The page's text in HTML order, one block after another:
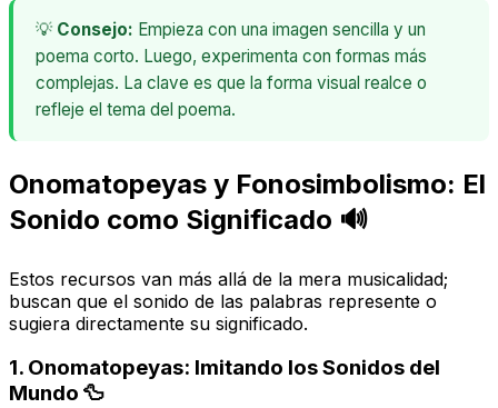
💡 Consejo: Empieza con una imagen sencilla y un
poema corto. Luego, experimenta con formas más
complejas. La clave es que la forma visual realce o
refleje el tema del poema.
Onomatopeyas y Fonosimbolismo: El
Sonido como Significado 🔊
Estos recursos van más allá de la mera musicalidad;
buscan que el sonido de las palabras represente o
sugiera directamente su significado.
1. Onomatopeyas: Imitando los Sonidos del
Mundo 🦆